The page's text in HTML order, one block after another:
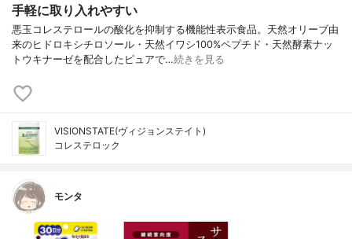
手軽に取り入れやすい
悪玉コレステロールの酸化を抑制する機能性表示食品。天然オリーブ由
来のヒドロキシチロソール・天然イワシ100%ペプチド・天然酵素ナッ
トウキナーゼを配合したピュアで…続きを見る
VISIONSTATE(ヴィジョンステイト)
コレステロック
モンタ